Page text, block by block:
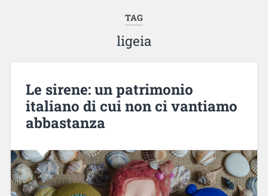
TAG
ligeia
Le sirene: un patrimonio
italiano di cui non ci vantiamo
abbastanza